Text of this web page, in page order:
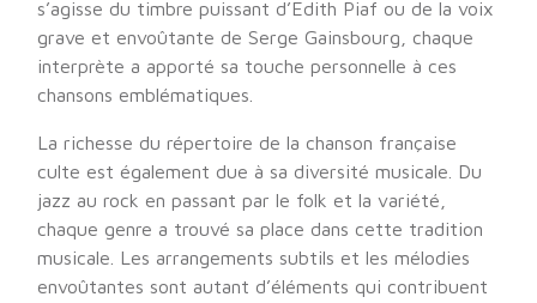
s’agisse du timbre puissant d’Edith Piaf ou de la voix
grave et envoûtante de Serge Gainsbourg, chaque
interprète a apporté sa touche personnelle à ces
chansons emblématiques.
La richesse du répertoire de la chanson française
culte est également due à sa diversité musicale. Du
jazz au rock en passant par le folk et la variété,
chaque genre a trouvé sa place dans cette tradition
musicale. Les arrangements subtils et les mélodies
envoûtantes sont autant d’éléments qui contribuent